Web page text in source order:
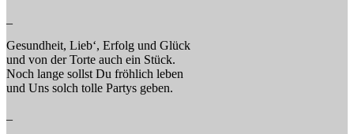
Gesundheit, Lieb‘, Erfolg und Glück
und von der Torte auch ein Stück.
Noch lange sollst Du fröhlich leben
und Uns solch tolle Partys geben.